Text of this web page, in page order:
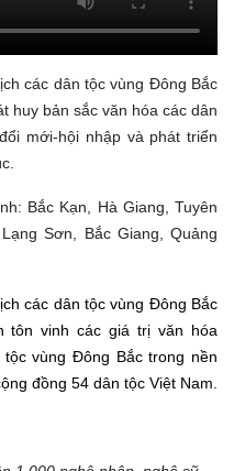
các dân tộc vùng Đông Bắc
huy bản sắc văn hóa các dân
mới-hội nhập và phát triển
Bắc Kạn, Hà Giang, Tuyên
Sơn, Bắc Giang, Quảng
các dân tộc vùng Đông Bắc
tôn vinh các giá trị văn hóa
vùng Đông Bắc trong nền
đồng 54 dân tộc Việt Nam.